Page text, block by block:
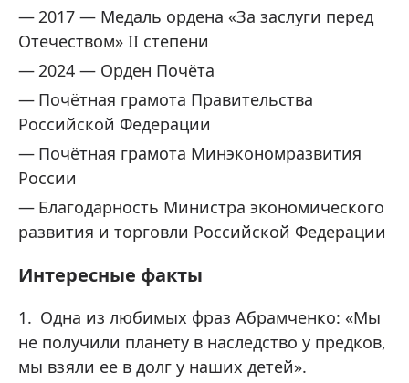
2017 — Медаль ордена «За заслуги перед
Отечеством» II степени
2024 — Орден Почёта
Почётная грамота Правительства
Российской Федерации
Почётная грамота Минэкономразвития
России
Благодарность Министра экономического
развития и торговли Российской Федерации
Интересные факты
Одна из любимых фраз Абрамченко: «Мы
не получили планету в наследство у предков,
мы взяли ее в долг у наших детей».